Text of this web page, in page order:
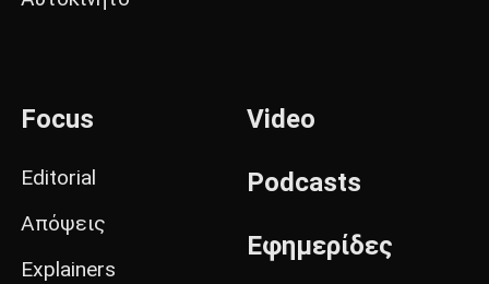
Focus
Editorial
Απόψεις
Explainers
Video
Podcasts
Εφημερίδες